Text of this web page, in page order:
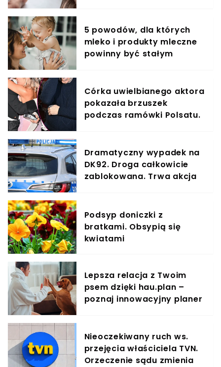
5 powodów, dla których
mleko i produkty mleczne
powinny być stałym
Córka uwielbianego aktora
pokazała brzuszek
podczas ramówki Polsatu.
Dramatyczny wypadek na
DK92. Droga całkowicie
zablokowana. Trwa akcja
Podsyp doniczki z
bratkami. Obsypią się
kwiatami
Lepsza relacja z Twoim
psem dzięki hau.plan –
poznaj innowacyjny planer
Nieoczekiwany ruch ws.
przejęcia właściciela TVN.
Orzeczenie sądu zmienia